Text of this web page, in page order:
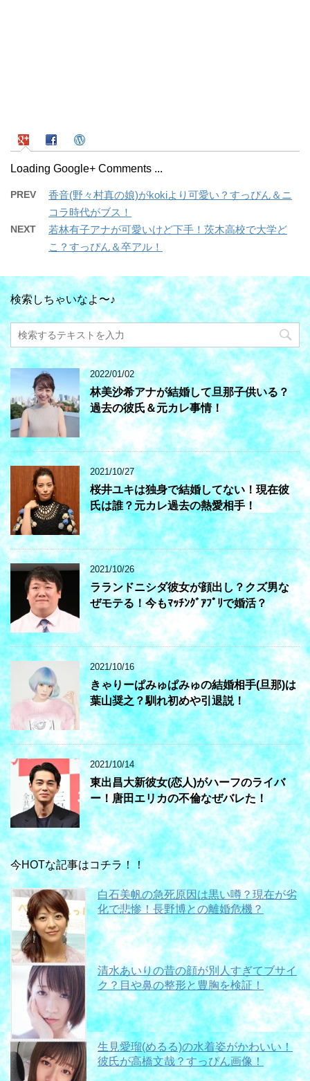
Loading Google+ Comments ...
PREV
香音(野々村真の娘)がkokiより可愛い？すっぴん＆ニ
コラ時代がブス！
NEXT
若林有子アナが可愛いけど下手！茨木高校で大学ど
こ？すっぴん＆卒アル！
検索しちゃいなよ〜♪
2022/01/02
林美沙希アナが結婚して旦那子供いる？
過去の彼氏＆元カレ事情！
2021/10/27
桜井ユキは独身で結婚してない！現在彼
氏は誰？元カレ過去の熱愛相手！
2021/10/26
ラランドニシダ彼女が顔出し？クズ男な
ぜモテる！今もﾏｯﾁﾝｸﾞｱﾌﾟﾘで婚活？
2021/10/16
きゃりーぱみゅぱみゅの結婚相手(旦那)は
葉山奨之？馴れ初めや引退説！
2021/10/14
東出昌大新彼女(恋人)がハーフのライバ
ー！唐田エリカの不倫なぜバレた！
今HOTな記事はコチラ！！
白石美帆の急死原因は黒い噂？現在が劣
化で悲惨！長野博との離婚危機？
清水あいりの昔の顔が別人すぎてブサイ
ク？目や鼻の整形と豊胸を検証！
生見愛瑠(めるる)の水着姿がかわいい！
彼氏が高橋文哉？すっぴん画像！